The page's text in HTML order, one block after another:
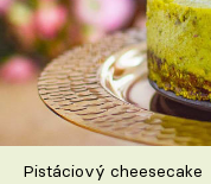
Články
TV Program
Škola vaření
Pistáciový cheesecake